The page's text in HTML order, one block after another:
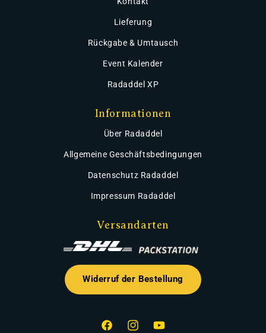
Lieferung
Rückgabe & Umtausch
Event Kalender
Radaddel XP
Informationen
Über Radaddel
Allgemeine Geschäftsbedingungen
Datenschutz Radaddel
Impressum Radaddel
Versandarten
Widerruf der Bestellung